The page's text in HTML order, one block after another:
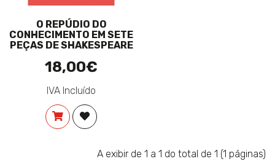
O REPÚDIO DO
CONHECIMENTO EM SETE
PEÇAS DE SHAKESPEARE
18,00€
IVA Incluído
COMPRARADICIONAR À LISTA DE DESEJOS
A exibir de 1 a 1 do total de 1 (1 páginas)